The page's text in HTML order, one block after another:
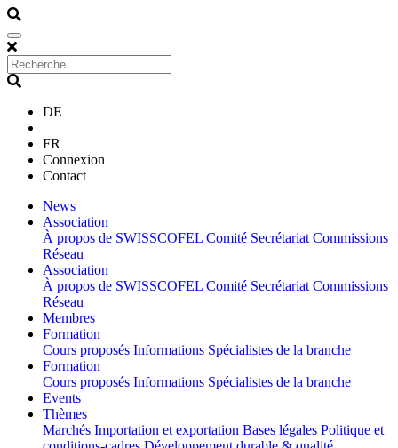
DE
|
FR
Connexion
Contact
News(current)
Association
À propos de SWISSCOFEL Comité Secrétariat Commissions
Réseau
Association
À propos de SWISSCOFEL Comité Secrétariat Commissions
Réseau
Membres(current)
Formation
Cours proposés Informations Spécialistes de la branche
Formation
Cours proposés Informations Spécialistes de la branche
Events(current)
Thèmes(current)
Marchés Importation et exportation Bases légales Politique et